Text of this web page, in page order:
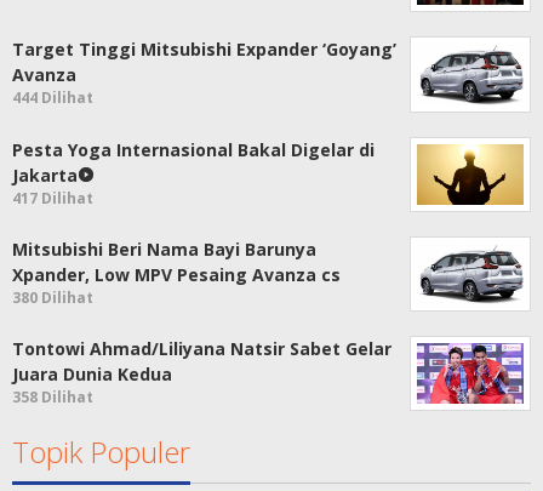
Target Tinggi Mitsubishi Expander ‘Goyang’
Avanza
444 Dilihat
Pesta Yoga Internasional Bakal Digelar di
Jakarta
417 Dilihat
Mitsubishi Beri Nama Bayi Barunya
Xpander, Low MPV Pesaing Avanza cs
380 Dilihat
Tontowi Ahmad/Liliyana Natsir Sabet Gelar
Juara Dunia Kedua
358 Dilihat
Topik Populer